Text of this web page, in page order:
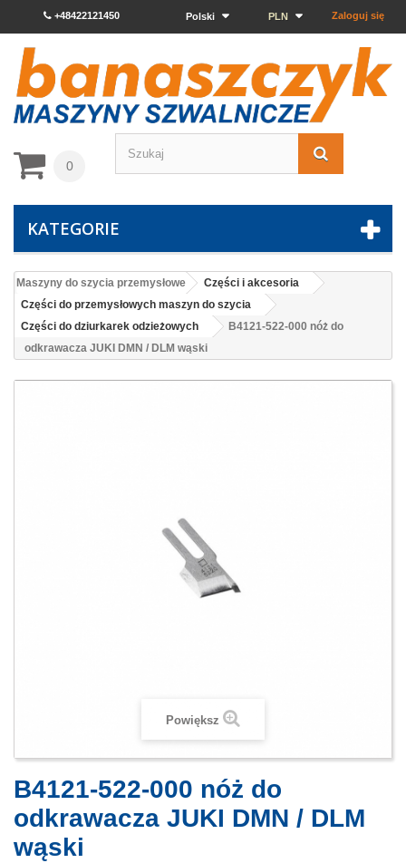
Zaloguj się
PLN
Polski
+48422121450
0
KATEGORIE
Maszyny do szycia przemysłowe
Części i akcesoria
Części do przemysłowych maszyn do szycia
Części do dziurkarek odzieżowych
B4121-522-000 nóż do
odkrawacza JUKI DMN / DLM wąski
Powiększ
B4121-522-000 nóż do
odkrawacza JUKI DMN / DLM
wąski